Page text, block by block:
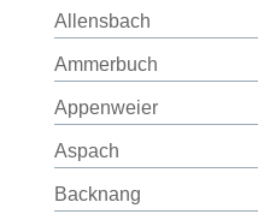
Allensbach
Ammerbuch
Appenweier
Aspach
Backnang